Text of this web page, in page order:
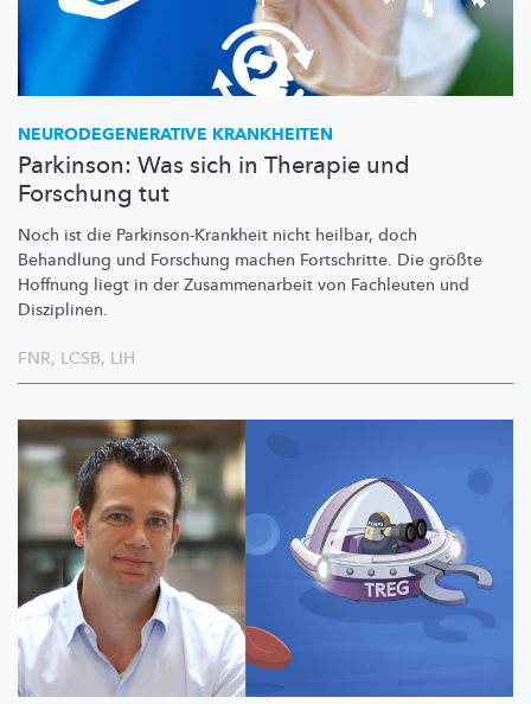
NEURODEGENERATIVE KRANKHEITEN
Parkinson: Was sich in Therapie und
Forschung tut
Noch ist die Parkinson-Krankheit nicht heilbar, doch
Behandlung und Forschung machen Fortschritte. Die größte
Hoffnung liegt in der Zusammenarbeit von Fachleuten und
Disziplinen.
FNR, LCSB, LIH